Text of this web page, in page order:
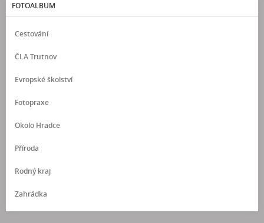
FOTOALBUM
Cestování
ČLA Trutnov
Evropské školství
Fotopraxe
Okolo Hradce
Příroda
Rodný kraj
Zahrádka